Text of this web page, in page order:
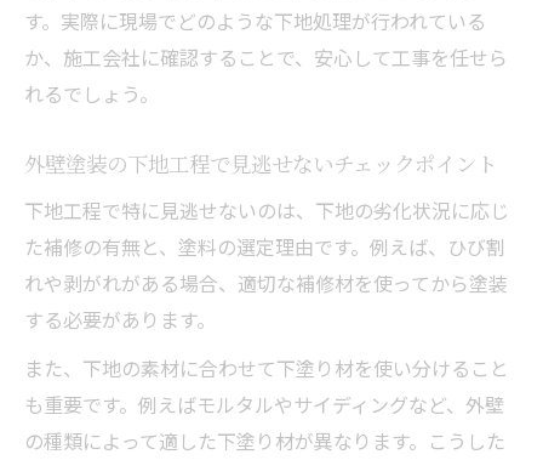
す。実際に現場でどのような下地処理が行われている
か、施工会社に確認することで、安心して工事を任せら
れるでしょう。
外壁塗装の下地工程で見逃せないチェックポイント
下地工程で特に見逃せないのは、下地の劣化状況に応じ
た補修の有無と、塗料の選定理由です。例えば、ひび割
れや剥がれがある場合、適切な補修材を使ってから塗装
する必要があります。
また、下地の素材に合わせて下塗り材を使い分けること
も重要です。例えばモルタルやサイディングなど、外壁
の種類によって適した下塗り材が異なります。こうした